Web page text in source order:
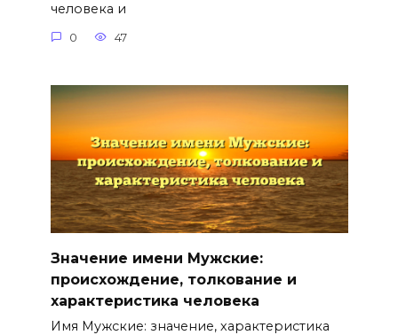
человека и
0 47
Значение имени Мужские:
происхождение, толкование и
характеристика человека
Имя Мужские: значение, характеристика